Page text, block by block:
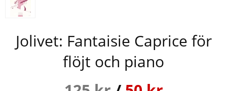
Jolivet: Fantaisie Caprice för
flöjt och piano